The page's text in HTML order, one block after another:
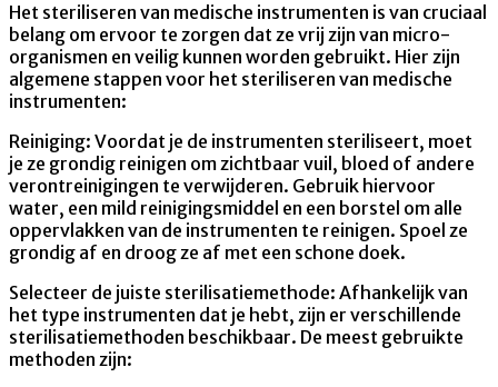
Het steriliseren van medische instrumenten is van cruciaal
belang om ervoor te zorgen dat ze vrij zijn van micro-
organismen en veilig kunnen worden gebruikt. Hier zijn
algemene stappen voor het steriliseren van medische
instrumenten:
Reiniging: Voordat je de instrumenten steriliseert, moet
je ze grondig reinigen om zichtbaar vuil, bloed of andere
verontreinigingen te verwijderen. Gebruik hiervoor
water, een mild reinigingsmiddel en een borstel om alle
oppervlakken van de instrumenten te reinigen. Spoel ze
grondig af en droog ze af met een schone doek.
Selecteer de juiste sterilisatiemethode: Afhankelijk van
het type instrumenten dat je hebt, zijn er verschillende
sterilisatiemethoden beschikbaar. De meest gebruikte
methoden zijn: